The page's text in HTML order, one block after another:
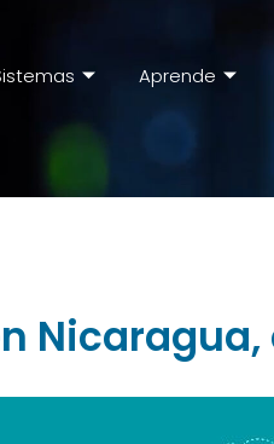
Aprende